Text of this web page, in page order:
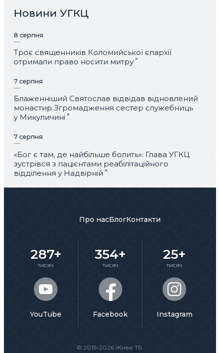
Новини УГКЦ
8 серпня
Троє священників Коломийської єпархії
отримали право носити митру
7 серпня
Блаженніший Святослав відвідав відновлений
монастир Згромадження сестер служебниць
у Микуличині
7 серпня
«Бог є там, де найбільше болить»: Глава УГКЦ
зустрівся з пацієнтами реабілітаційного
відділення у Надвірній
© 2015–2026 Живе ТБ.
Про насБлогКонтакти
287+
тисяч
YouTube
354+
тисяч
Facebook
25+
тисяч
Instagram